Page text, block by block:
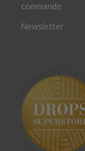
commande
Newsletter